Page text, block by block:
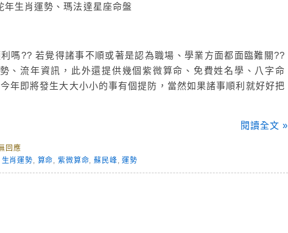
生肖運勢、瑪法達星座命盤
嗎?? 若覺得諸事不順或著是認為職場、學業方面都面臨難關??
、流年資訊，此外還提供幾個紫微算命、免費姓名學、八字命
年即將發生大大小小的事有個提防，當然如果諸事順利就好好把
閱讀全文 »
回應
生肖運勢, 算命,紫微算命,蘇民峰,運勢